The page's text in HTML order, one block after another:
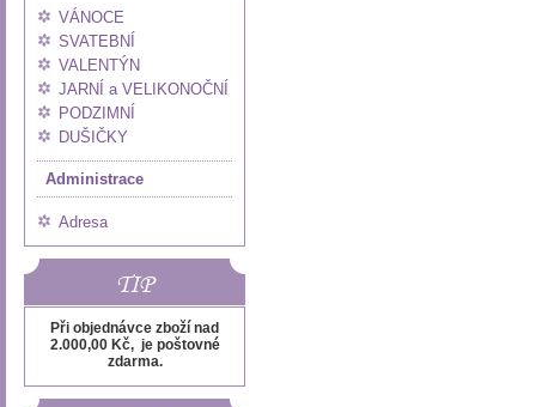
VÁNOCE
SVATEBNÍ
VALENTÝN
JARNÍ a VELIKONOČNÍ
PODZIMNÍ
DUŠIČKY
Administrace
Adresa
TIP
Při objednávce zboží nad
2.000,00 Kč, je poštovné
zdarma.